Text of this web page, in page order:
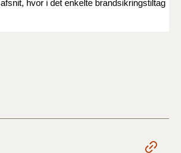
hvor i det enkelte brandsikringstiltag